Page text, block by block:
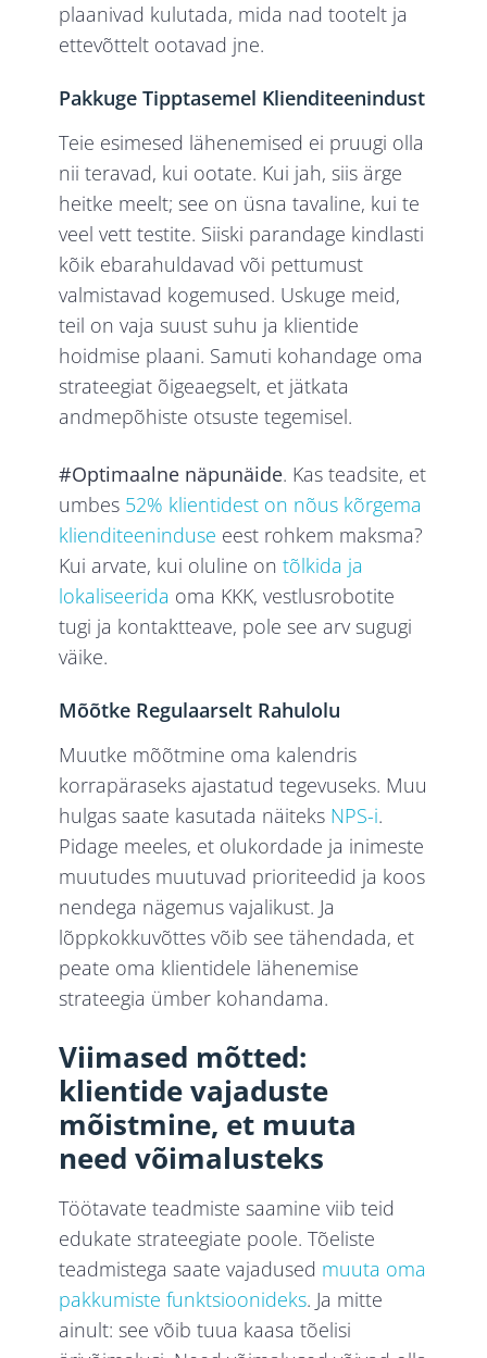
plaanivad kulutada, mida nad tootelt ja
ettevõttelt ootavad jne.
Pakkuge Tipptasemel Klienditeenindust
Teie esimesed lähenemised ei pruugi olla
nii teravad, kui ootate. Kui jah, siis ärge
heitke meelt; see on üsna tavaline, kui te
veel vett testite. Siiski parandage kindlasti
kõik ebarahuldavad või pettumust
valmistavad kogemused. Uskuge meid,
teil on vaja suust suhu ja klientide
hoidmise plaani. Samuti kohandage oma
strateegiat õigeaegselt, et jätkata
andmepõhiste otsuste tegemisel.
#Optimaalne näpunäide. Kas teadsite, et
umbes 52% klientidest on nõus kõrgema
klienditeeninduse eest rohkem maksma?
Kui arvate, kui oluline ontõlkida ja
lokaliseerida oma KKK, vestlusrobotite
tugi ja kontaktteave, pole see arv sugugi
väike.
Mõõtke Regulaarselt Rahulolu
Muutke mõõtmine oma kalendris
korrapäraseks ajastatud tegevuseks. Muu
hulgas saate kasutada näiteks NPS-i.
Pidage meeles, et olukordade ja inimeste
muutudes muutuvad prioriteedid ja koos
nendega nägemus vajalikust. Ja
lõppkokkuvõttes võib see tähendada, et
peate oma klientidele lähenemise
strateegia ümber kohandama.
Viimased mõtted:
klientide vajaduste
mõistmine, et muuta
need võimalusteks
Töötavate teadmiste saamine viib teid
edukate strateegiate poole. Tõeliste
teadmistega saate vajadused muuta oma
pakkumiste funktsioonideks. Ja mitte
ainult: see võib tuua kaasa tõelisi